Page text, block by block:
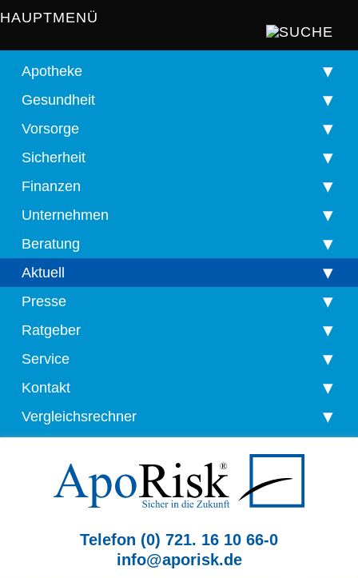
Telefon (0) 721. 16 10 66-0
info@aporisk.de
HAUPTMENÜ
Apotheke
Gesundheit
Vorsorge
Sicherheit
Finanzen
Unternehmen
Beratung
Aktuell
Presse
Ratgeber
Service
Kontakt
Vergleichsrechner